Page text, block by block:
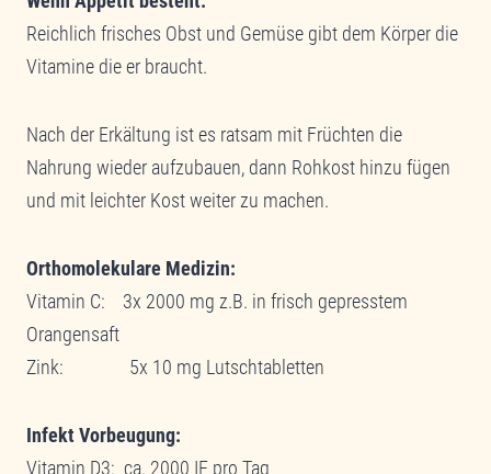
Reichlich frisches Obst und Gemüse gibt dem Körper die
Vitamine die er braucht.
Nach der Erkältung ist es ratsam mit Früchten die
Nahrung wieder aufzubauen, dann Rohkost hinzu fügen
und mit leichter Kost weiter zu machen.
Orthomolekulare Medizin:
Vitamin C: 3x 2000 mg z.B. in frisch gepresstem
Orangensaft
Zink: 5x 10 mg Lutschtabletten
Infekt Vorbeugung:
Vitamin D3: ca. 2000 IE pro Tag